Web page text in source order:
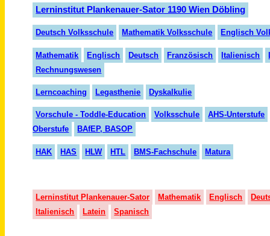
Lerninstitut Plankenauer-Sator 1190 Wien Döbling
Deutsch Volksschule Mathematik Volksschule Englisch
Mathematik Englisch Deutsch Französisch Italienisch
Rechnungswesen
Lerncoaching Legasthenie Dyskalkulie
Vorschule - Toddle-Education Volksschule
AHS-Unterstufe
Oberstufe
BAfEP, BASOP
HAK HAS HLW HTL BMS-Fachschule Matura
Lerninstitut Plankenauer-Sator Mathematik Englisch
Italienisch
Latein Spanisch